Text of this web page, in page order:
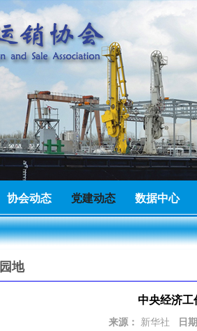
协会动态 党建动态 数据中心
限公司成为广东省能源运销协会理事单位
材有限公司成为广东省能源运销协会会员单
出口有限公司成为广东省能源运销协会会员
饰有限公司成为广东省能源运销协会会员单
地
中央经济工
来源： 新华社 日